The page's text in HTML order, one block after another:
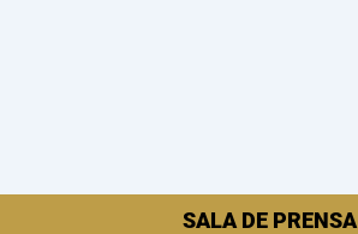
SALA DE PRENSA